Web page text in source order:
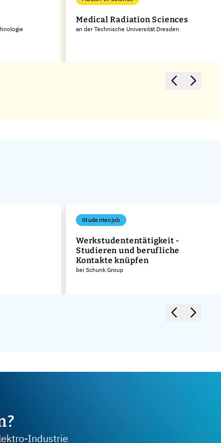
Medical Radiation Sciences
an der Technische Universität Dresden
Studentenjob
Werkstudententätigkeit -
Studieren und berufliche
Kontakte knüpfen
bei Schunk Group
Industrie